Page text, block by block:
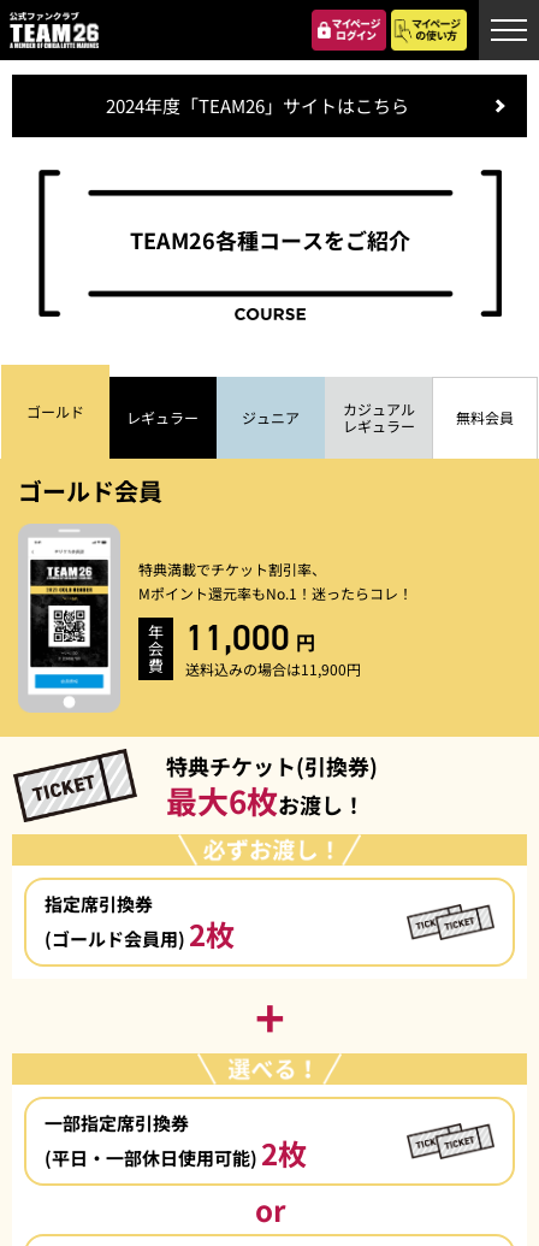
2024年度「TEAM26」サイトはこちら
TEAM26各種コースをご紹介
ゴールド レギュラー ジュニア
カジュアル
レギュラー
無料会員
ゴールド会員
特典満載でチケット割引率、
Mポイント還元率もNo.1！迷ったらコレ！
年
会
費
11,000 円
送料込みの場合は11,900円
特典チケット(引換券)
最大6枚お渡し！
指定席引換券
(ゴールド会員用) 2枚
+
一部指定席引換券
(平日・一部休日使用可能) 2枚
or